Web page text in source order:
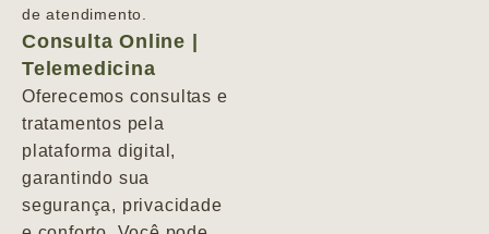
de atendimento.
Consulta Online |
Telemedicina
Oferecemos consultas e
tratamentos pela
plataforma digital,
garantindo sua
segurança, privacidade